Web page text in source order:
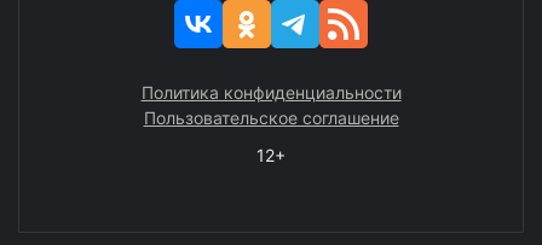
Политика конфиденциальности
Пользовательское соглашение
12+